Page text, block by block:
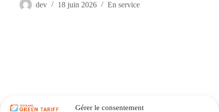
Gérer le consentement
dev 18 juin 2026 En service